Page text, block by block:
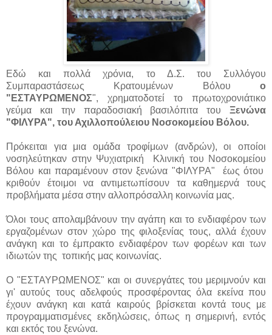
Εδώ και πολλά χρόνια, το Δ.Σ. του Συλλόγου
Συμπαραστάσεως Κρατουμένων Βόλου ο
"ΕΣΤΑΥΡΩΜΕΝΟΣ", χρηματοδοτεί το πρωτοχρονιάτικο
γεύμα και την παραδοσιακή βασιλόπιτα του Ξενώνα
"ΦΙΛΥΡΑ", του Αχιλλοπούλειου Νοσοκομείου Βόλου.
Πρόκειται για μια ομάδα τροφίμων (ανδρών), οι οποίοι
νοσηλεύτηκαν στην Ψυχιατρική Κλινική του Νοσοκομείου
Βόλου και παραμένουν στον ξενώνα "ΦΙΛΥΡΑ" έως ότου
κριθούν έτοιμοι να αντιμετωπίσουν τα καθημερνά τους
προβλήματα μέσα στην αλλοπρόσαλλη κοινωνία μας.
Όλοι τους απολαμβάνουν την αγάπη και το ενδιαφέρον των
εργαζομένων στον χώρο της φιλοξενίας τους, αλλά έχουν
ανάγκη και το έμπρακτο ενδιαφέρον των φορέων και των
ιδιωτών της τοπικής μας κοινωνίας.
Ο "ΕΣΤΑΥΡΩΜΕΝΟΣ" και οι συνεργάτες του μεριμνούν και
γι' αυτούς τους αδελφούς προσφέροντας όλα εκείνα που
έχουν ανάγκη και κατά καιρούς βρίσκεται κοντά τους με
προγραμματισμένες εκδηλώσεις, όπως η σημερινή, εντός
και εκτός του ξενώνα.